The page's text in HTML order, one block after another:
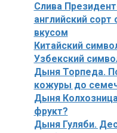
Слива
английский
вкусом
Китайский
Узбекский
Дыня Торпеда.
кожуры до
Дыня
фрукт?
Дыня Гуляби.